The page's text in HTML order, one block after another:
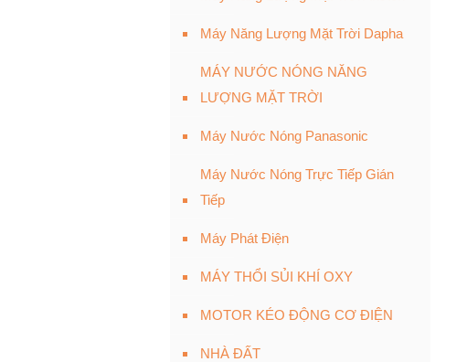
Máy Năng Lượng Mặt Trời Dapha
MÁY NƯỚC NÓNG NĂNG
LƯỢNG MẶT TRỜI
Máy Nước Nóng Panasonic
Máy Nước Nóng Trực Tiếp Gián
Tiếp
Máy Phát Điện
MÁY THỔI SỦI KHÍ OXY
MOTOR KÉO ĐỘNG CƠ ĐIỆN
NHÀ ĐẤT